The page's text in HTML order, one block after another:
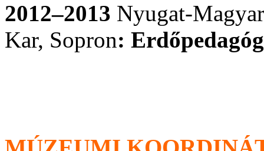
2012–2013 Nyugat-
Kar, Sopron: